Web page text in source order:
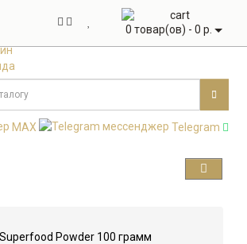
0 товар(ов) - 0 р.
MAX
Telegram
Powder 100 грамм